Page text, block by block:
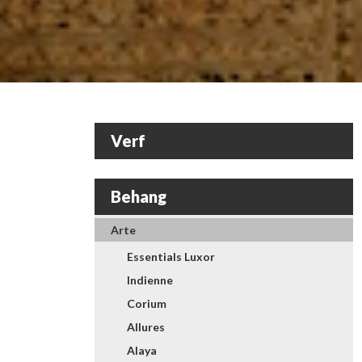
Verf
Behang
Arte
Essentials Luxor
Indienne
Corium
Allures
Alaya